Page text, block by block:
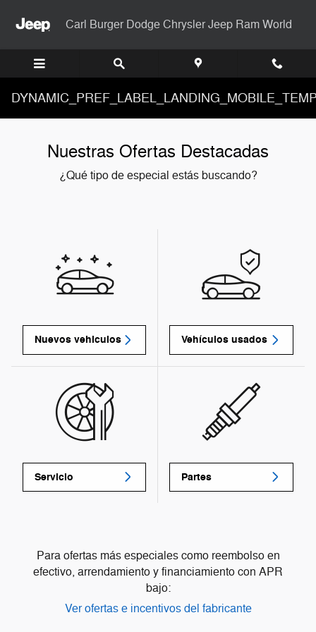
Carl Burger Dodge Chrysler Jeep Ram World
Nuestras Ofertas Destacadas
¿Qué tipo de especial estás buscando?
Nuevos vehiculos Vehículos usados
Servicio Partes
Para ofertas más especiales como reembolso en
efectivo, arrendamiento y financiamiento con APR
bajo:
Ver ofertas e incentivos del fabricante